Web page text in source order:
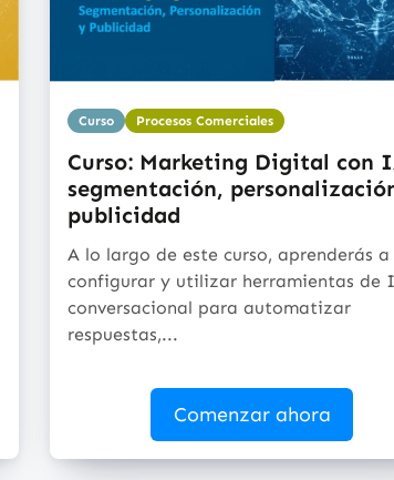
Curso Procesos Comerciales
Curso: Marketing Digital con
segmentación,
publicidad
A lo largo de este curso, aprenderás a
configurar y utilizar herramientas de
conversacional para automatizar
respuestas,...
Comenzar ahora